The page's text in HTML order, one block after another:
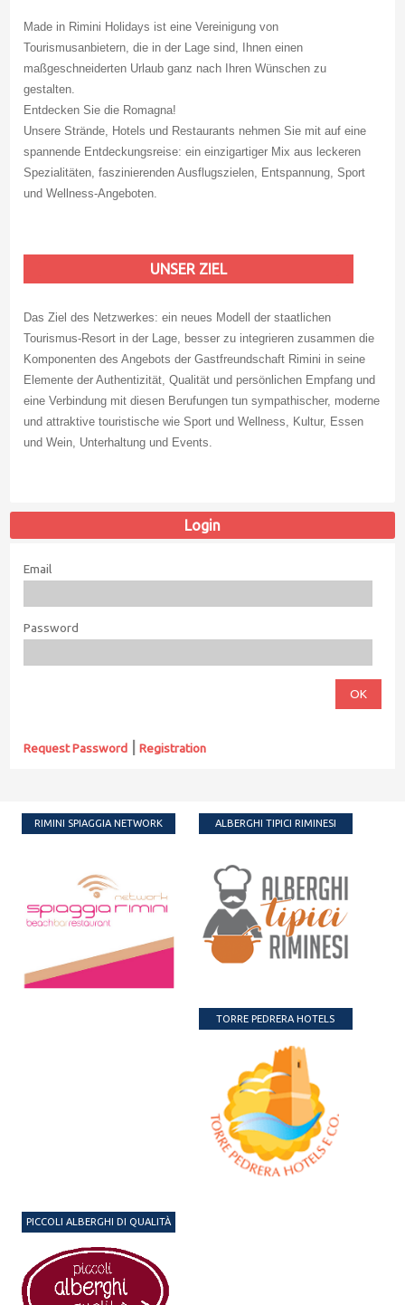
Made in Rimini Holidays ist eine Vereinigung von
Tourismusanbietern, die in der Lage sind, Ihnen einen
maßgeschneiderten Urlaub ganz nach Ihren Wünschen zu
gestalten.
Entdecken Sie die Romagna!
Unsere Strände, Hotels und Restaurants nehmen Sie mit auf eine
spannende Entdeckungsreise: ein einzigartiger Mix aus leckeren
Spezialitäten, faszinierenden Ausflugszielen, Entspannung, Sport
und Wellness-Angeboten.
UNSER ZIEL
Das Ziel des Netzwerkes: ein neues Modell der staatlichen
Tourismus-Resort in der Lage, besser zu integrieren zusammen die
Komponenten des Angebots der Gastfreundschaft Rimini in seine
Elemente der Authentizität, Qualität und persönlichen Empfang und
eine Verbindung mit diesen Berufungen tun sympathischer, moderne
und attraktive touristische wie Sport und Wellness, Kultur, Essen
und Wein, Unterhaltung und Events.
Login
Email
Password
Request Password |Registration
RIMINI SPIAGGIA NETWORK ALBERGHI TIPICI RIMINESI
TORRE PEDRERA HOTELS
PICCOLI ALBERGHI DI QUALITÀ